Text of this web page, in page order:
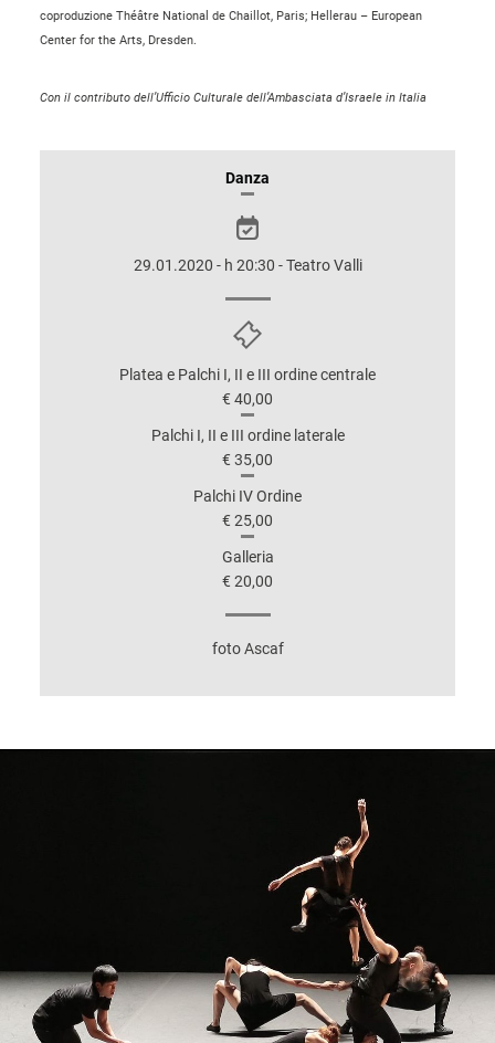
coproduzione Théâtre National de Chaillot, Paris; Hellerau – European
Center for the Arts, Dresden.
Con il contributo dell’Ufficio Culturale dell’Ambasciata d’Israele in Italia
INFORMAZIONIDanza
29.01.2020 - h 20:30 - Teatro Valli
Platea e Palchi I, II e III ordine centrale
€ 40,00
Palchi I, II e III ordine laterale
€ 35,00
Palchi IV Ordine
€ 25,00
Galleria
€ 20,00
foto Ascaf